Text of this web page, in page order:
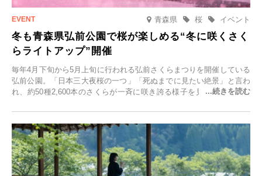
青森県 イベント
桜
冬も青森県弘前公園で桜が楽しめる“冬に咲くさく
らライトアップ”開催
毎年4月下旬から5月上旬に行われる弘前さくらまつりを開催している
弘前公園。「日本三大夜桜の一つ」「死ぬまでに見たい絶景」と言わ
れ、約50種2,600本のさくらが一斉に咲き誇る様子を見に、世界中か
日(月)～2026年2月28日(土)の期間、「冬に咲くさくらライトアップ」
を開催します。